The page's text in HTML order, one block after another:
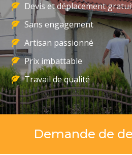
Devis et déplacement
Sans engagement
Artisan passionné
Prix imbattable
Travail de qualité
Demande de